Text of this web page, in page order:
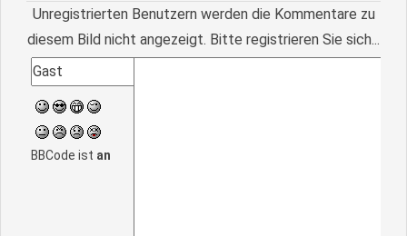
Unregistrierten Benutzern werden die Kommentare zu
diesem Bild nicht angezeigt. Bitte registrieren Sie sich...
BBCode ist an